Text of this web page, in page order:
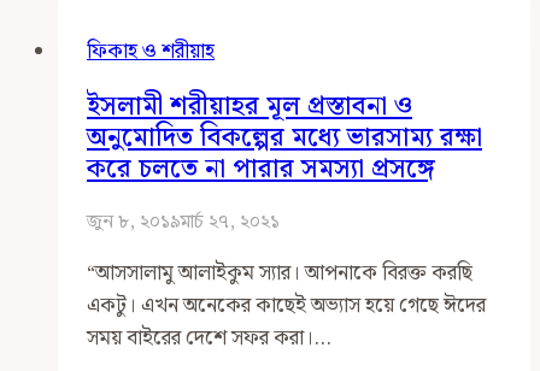
জানেন
না
ফিকাহ ও শরীয়াহ
ইসলামী শরীয়াহর মূল প্রস্তাবনা ও
অনুমোদিত বিকল্পের মধ্যে ভারসাম্য রক্ষা
করে চলতে না পারার সমস্যা প্রসঙ্গে
জুন ৮, ২০১৯মার্চ ২৭, ২০২১
“আসসালামু আলাইকুম স্যার। আপনাকে বিরক্ত করছি
একটু। এখন অনেকের কাছেই অভ্যাস হয়ে গেছে ঈদের
সময় বাইরের দেশে সফর করা।…